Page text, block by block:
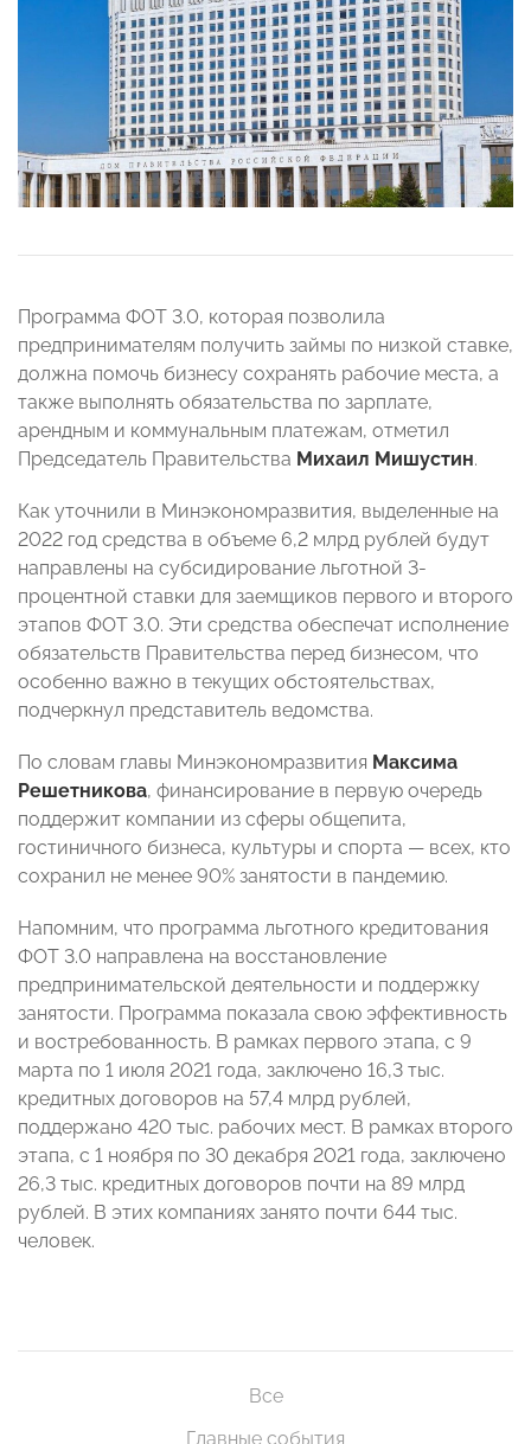
Программа ФОТ 3.0, которая позволила
предпринимателям получить займы по низкой ставке,
должна помочь бизнесу сохранять рабочие места, а
также выполнять обязательства по зарплате,
арендным и коммунальным платежам, отметил
Председатель Правительства Михаил Мишустин.
Как уточнили в Минэкономразвития, выделенные на
2022 год средства в объеме 6,2 млрд рублей будут
направлены на субсидирование льготной 3-
процентной ставки для заемщиков первого и второго
этапов ФОТ 3.0. Эти средства обеспечат исполнение
обязательств Правительства перед бизнесом, что
особенно важно в текущих обстоятельствах,
подчеркнул представитель ведомства.
По словам главы Минэкономразвития Максима
Решетникова, финансирование в первую очередь
поддержит компании из сферы общепита,
гостиничного бизнеса, культуры и спорта — всех, кто
сохранил не менее 90% занятости в пандемию.
Напомним, что программа льготного кредитования
ФОТ 3.0 направлена на восстановление
предпринимательской деятельности и поддержку
занятости. Программа показала свою эффективность
и востребованность. В рамках первого этапа, с 9
марта по 1 июля 2021 года, заключено 16,3 тыс.
кредитных договоров на 57,4 млрд рублей,
поддержано 420 тыс. рабочих мест. В рамках второго
этапа, с 1 ноября по 30 декабря 2021 года, заключено
26,3 тыс. кредитных договоров почти на 89 млрд
рублей. В этих компаниях занято почти 644 тыс.
человек.
Все
Главные события